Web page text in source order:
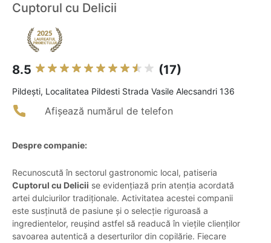
Cuptorul cu Delicii
8.5 (17)
Pildeşti, Localitatea Pildesti Strada Vasile Alecsandri 136
Afișează numărul de telefon
Despre companie:
Recunoscută în sectorul gastronomic local, patiseria
Cuptorul cu Delicii se evidențiază prin atenția acordată
artei dulciurilor tradiționale. Activitatea acestei companii
este susținută de pasiune și o selecție riguroasă a
ingredientelor, reușind astfel să readucă în viețile clienților
savoarea autentică a deserturilor din copilărie. Fiecare